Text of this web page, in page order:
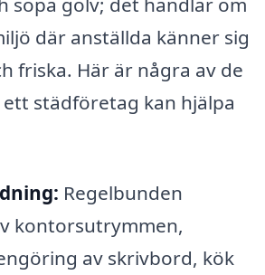
där anställda känner sig
friska. Här är några av de
städföretag kan hjälpa
Regelbunden
kontorsutrymmen,
av skrivbord, kök